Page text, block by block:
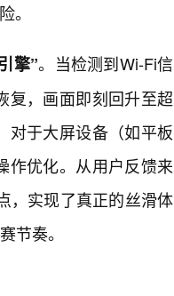
。
擎”。当检测到Wi-Fi信
复，画面即刻回升至超
对于大屏设备（如平板
作优化。从用户反馈来
，实现了真正的丝滑体
节奏。